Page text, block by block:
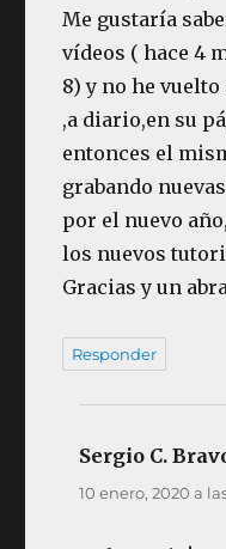
Me gustaría
vídeos ( hace 4
8) y no he vuelto
,a diario,en su
entonces el
grabando
por el nuevo
los nuevos
Gracias y un
Responder
Sergio C.
10 enero, 2020 a